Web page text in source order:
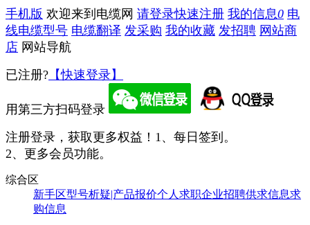
手机版 欢迎来到电缆网 请登录快速注册 我的信息0 电
线电缆型号 电缆翻译 发采购 我的收藏 发招聘 网站商
店 网站导航
已注册? 【快速登录】
用第三方扫码登录
注册登录，获取更多权益！ 1、每日签到。
2、更多会员功能。
综合区
新手区型号析疑|产品报价个人求职企业招聘供求信息求
购信息